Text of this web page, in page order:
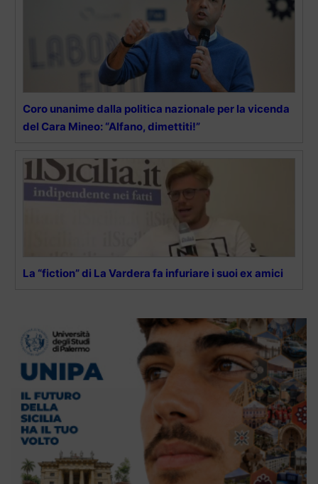
Coro unanime dalla politica nazionale per la vicenda
del Cara Mineo: “Alfano, dimettiti!”
La “fiction” di La Vardera fa infuriare i suoi ex amici